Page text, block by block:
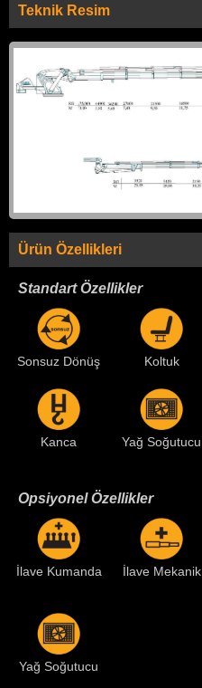
Teknik Resim
Ürün Özellikleri
Standart Özellikler
Sonsuz Dönüş Koltuk
Kanca Yağ Soğutucu
Opsiyonel Özellikler
İlave Kumanda İlave Mekanik
Yağ Soğutucu